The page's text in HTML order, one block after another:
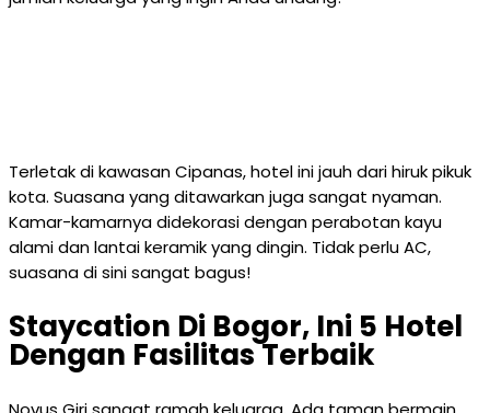
Terletak di kawasan Cipanas, hotel ini jauh dari hiruk pikuk
kota. Suasana yang ditawarkan juga sangat nyaman.
Kamar-kamarnya didekorasi dengan perabotan kayu
alami dan lantai keramik yang dingin. Tidak perlu AC,
suasana di sini sangat bagus!
Staycation Di Bogor, Ini 5 Hotel
Dengan Fasilitas Terbaik